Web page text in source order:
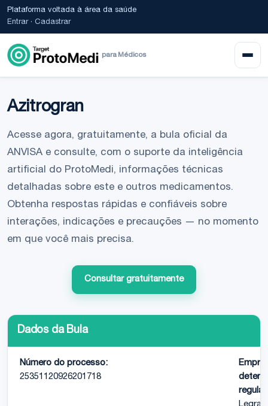
Plataforma voltada à área da saúde
Entrar· Cadastrar
para Médicos
Azitrogran
Acesse agora, gratuitamente, a bula oficial da
ANVISA e consulte, com o suporte da inteligência
artificial do ProtoMedi, informações técnicas
detalhadas sobre este e outros medicamentos.
Obtenha respostas rápidas e confiáveis sobre
interações, indicações e precauções — no momento
em que você mais precisa.
Consultar gratuitamente
Dados da Bula
Número do processo:
25351120926201718